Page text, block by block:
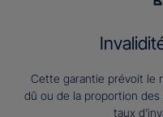
Cette garantie prévoit le
dû ou de la proportion
taux